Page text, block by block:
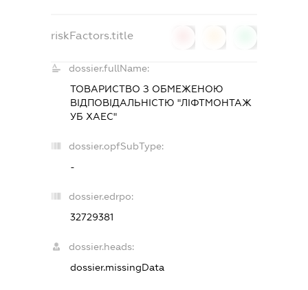
riskFactors.title
dossier.fullName:
ТОВАРИСТВО З ОБМЕЖЕНОЮ
ВІДПОВІДАЛЬНІСТЮ "ЛІФТМОНТАЖ
УБ ХАЕС"
dossier.opfSubType:
-
dossier.edrpo:
32729381
dossier.heads:
dossier.missingData